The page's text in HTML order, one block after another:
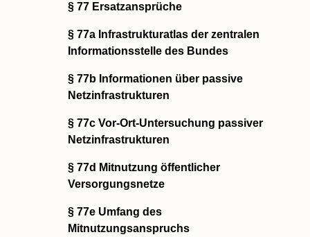
§ 77 Ersatzansprüche
§ 77a Infrastrukturatlas der zentralen
Informationsstelle des Bundes
§ 77b Informationen über passive
Netzinfrastrukturen
§ 77c Vor-Ort-Untersuchung passiver
Netzinfrastrukturen
§ 77d Mitnutzung öffentlicher
Versorgungsnetze
§ 77e Umfang des
Mitnutzungsanspruchs